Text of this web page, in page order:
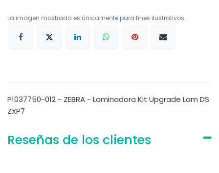
La imagen mostrada es únicamente para fines ilustrativos.
P1037750-012 - ZEBRA - Laminadora Kit Upgrade Lam DS
ZXP7
Reseñas de los clientes